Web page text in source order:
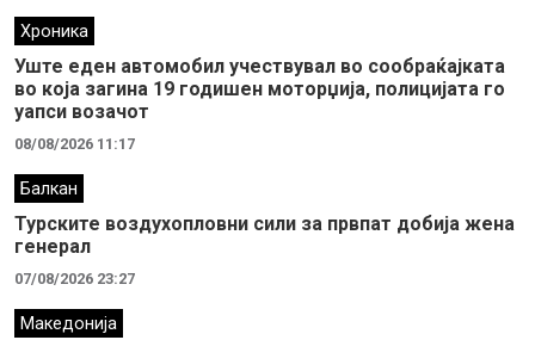
Хроника
Уште еден автомобил учествувал во сообраќајката
во која загина 19 годишен моторџија, полицијата го
уапси возачот
08/08/2026 11:17
Балкан
Турските воздухопловни сили за првпат добија жена
генерал
07/08/2026 23:27
Македонија